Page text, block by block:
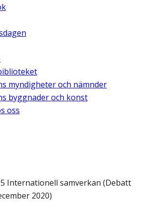
myndigheter och nämnder
byggnader och konst
oss
Internationell samverkan (Debatt
2020)